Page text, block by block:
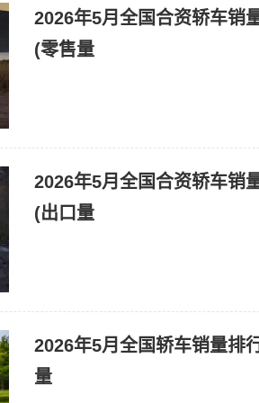
2026年5月全国合资轿车销
(零售量
2026年5月全国合资轿车销
(出口量
2026年5月全国轿车销量排
量